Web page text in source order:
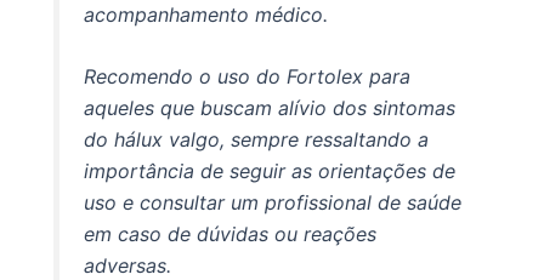
acompanhamento médico.
Recomendo o uso do Fortolex para
aqueles que buscam alívio dos sintomas
do hálux valgo, sempre ressaltando a
importância de seguir as orientações de
uso e consultar um profissional de saúde
em caso de dúvidas ou reações
adversas.